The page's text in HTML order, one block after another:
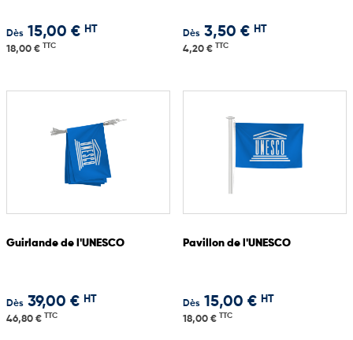
Dès 15,00 € HT
18,00 € TTC
Dès 3,50 € HT
4,20 € TTC
Guirlande de l'UNESCO
Dès 39,00 € HT
46,80 € TTC
Pavillon de l'UNESCO
Dès 15,00 € HT
18,00 € TTC